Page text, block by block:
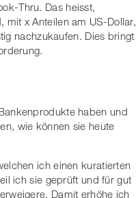
Thru. Das heisst,
mit x Anteilen am US-Dollar,
nachzukaufen. Dies bringt
haben und
wie können sie heute
ich einen kuratierten
ich sie geprüft und für gut
Damit erhöhe ich